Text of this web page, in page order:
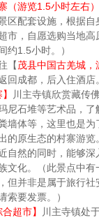
（游览1.5小时左右）
区配套设施，根据自
市，自愿选购当地
约1.5小时。）
【茂县中国古羌城，
回成都，后入住酒店。
川主寺镇欣赏藏传
尼石堆等艺术品，
墙体等，这里也是
的原生态的村寨游
自然的同时，能够
文化。（此景点中
但并非是属于旅行
索要发票。）
超市】
川主寺镇处